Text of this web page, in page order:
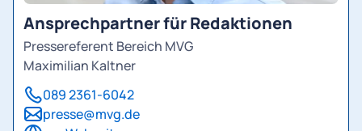
Ansprechpartner für Redaktionen
Pressereferent Bereich MVG
Maximilian Kaltner
089 2361-6042
presse@mvg.de